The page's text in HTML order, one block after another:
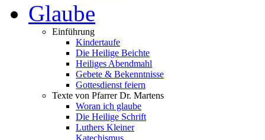
Glaube
Einführung
Kindertaufe
Die Heilige Beichte
Heiliges Abendmahl
Gebete & Bekenntnisse
Gottesdienst feiern
Texte von Pfarrer Dr. Martens
Woran ich glaube
Die Heilige Schrift
Luthers Kleiner
Katechismus